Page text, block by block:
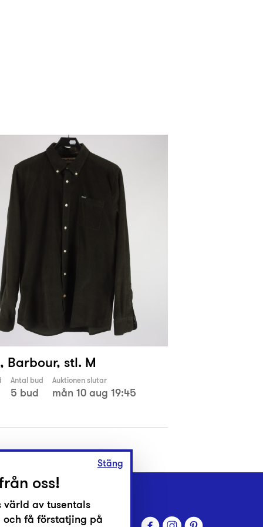
Barbour, stl. M
Antal bud
5 bud
Auktionen slutar
mån 10 aug 19:45
Stäng
oss!
värld av tusentals
få förstatjing på